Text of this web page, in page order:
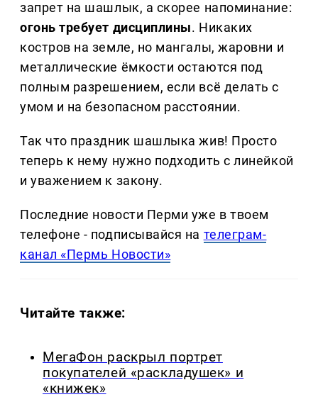
запрет на шашлык, а скорее напоминание:
огонь требует дисциплины. Никаких
костров на земле, но мангалы, жаровни и
металлические ёмкости остаются под
полным разрешением, если всё делать с
умом и на безопасном расстоянии.
Так что праздник шашлыка жив! Просто
теперь к нему нужно подходить с линейкой
и уважением к закону.
Последние новости Перми уже в твоем
телефоне - подписывайся на телеграм-
канал «Пермь Новости»
Читайте также:
МегаФон раскрыл портрет
покупателей «раскладушек» и
«книжек»